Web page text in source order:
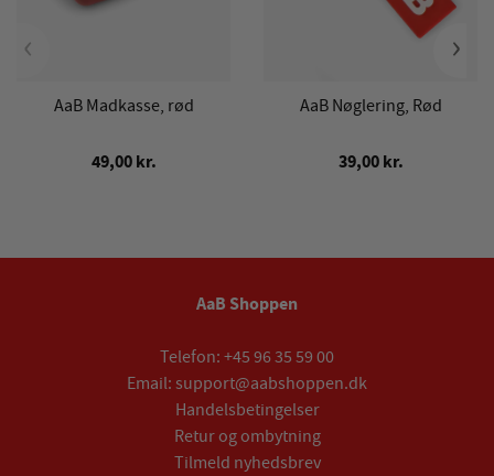
AaB Madkasse, rød
49,00 kr.
AaB Nøglering, Rød
39,00 kr.
‹ ›
AaB Shoppen
Telefon: +45 96 35 59 00
Email: support@aabshoppen.dk
Handelsbetingelser
Retur og ombytning
Tilmeld nyhedsbrev